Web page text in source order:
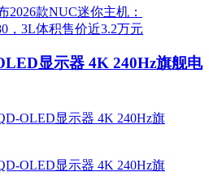
显示器 4K 240Hz旗舰电